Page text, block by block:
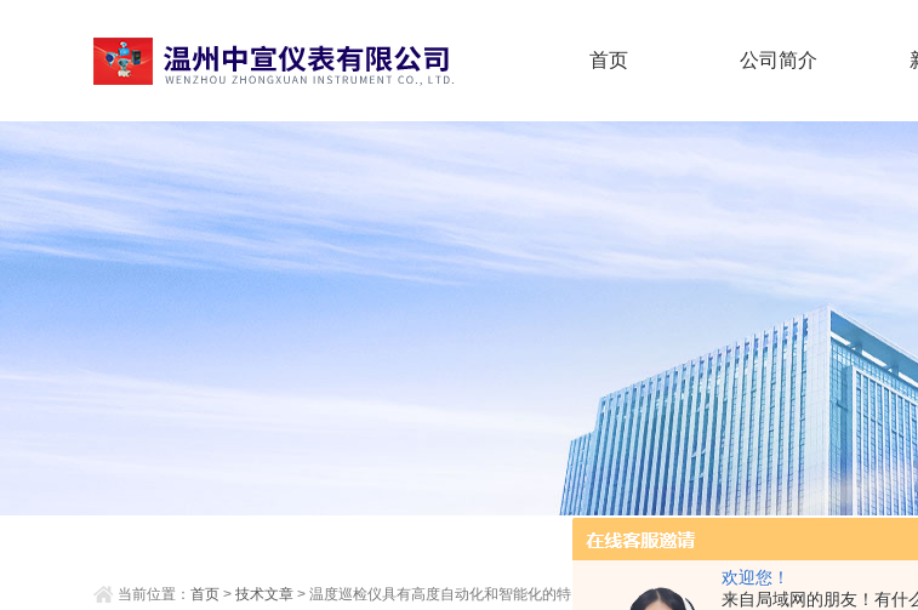
欢迎您！
来自局域网的朋友！有什
首页 公司简介
当前位置： 首页 > 技术文章 > 温度巡检仪具有高度自动化和智能化的特点